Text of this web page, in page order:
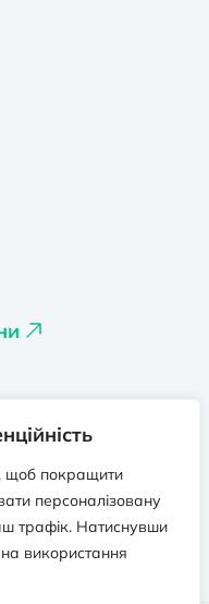
щоб покращити
персоналізовану
трафік. Натиснувши
використання